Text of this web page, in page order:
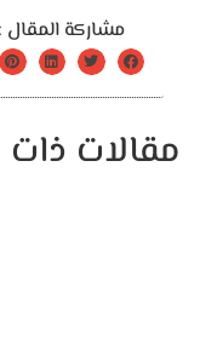
مشاركة المقال :
مقالات